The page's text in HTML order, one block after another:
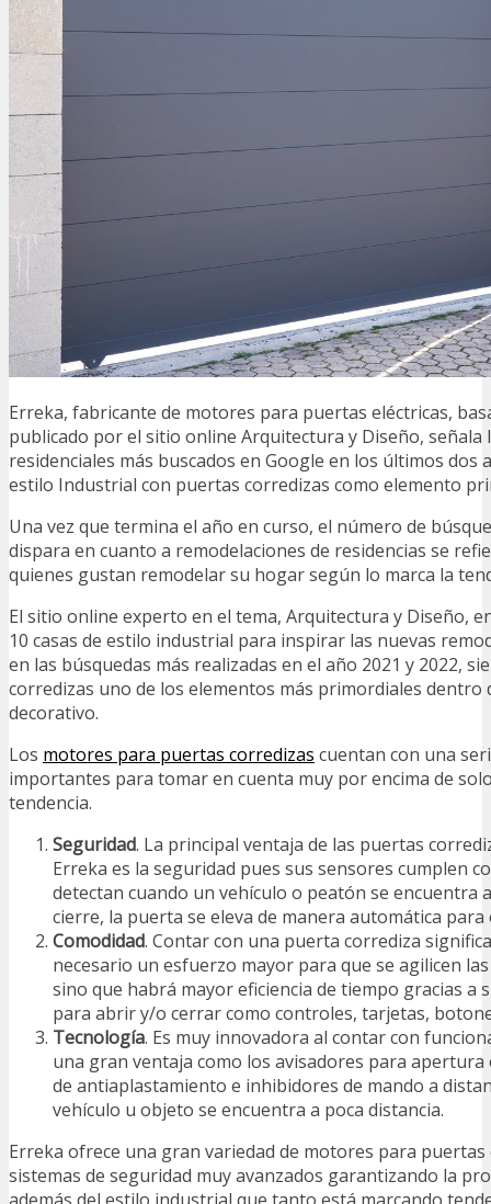
Erreka, fabricante de motores para puertas eléctricas,
publicado por el sitio online Arquitectura y Diseño, señala
residenciales más buscados en Google en los últimos dos
estilo Industrial con puertas corredizas como elemento
Una vez que termina el año en curso, el número de
dispara en cuanto a remodelaciones de residencias se
quienes gustan remodelar su hogar según lo marca la
El sitio online experto en el tema, Arquitectura y Diseño,
10 casas de estilo industrial para inspirar las nuevas
en las búsquedas más realizadas en el año 2021 y 2022,
corredizas uno de los elementos más primordiales dentro
decorativo.
Los motores para puertas corredizas cuentan con una
importantes para tomar en cuenta muy por encima de
tendencia.
Seguridad. La principal ventaja de las puertas
Erreka es la seguridad pues sus sensores cumplen
detectan cuando un vehículo o peatón se encuentra
cierre, la puerta se eleva de manera automática
Comodidad. Contar con una puerta corrediza
necesario un esfuerzo mayor para que se agilicen
sino que habrá mayor eficiencia de tiempo gracias a
para abrir y/o cerrar como controles, tarjetas,
Tecnología. Es muy innovadora al contar con
una gran ventaja como los avisadores para
de antiaplastamiento e inhibidores de mando a
vehículo u objeto se encuentra a poca distancia.
Erreka ofrece una gran variedad de motores para puertas
sistemas de seguridad muy avanzados garantizando la